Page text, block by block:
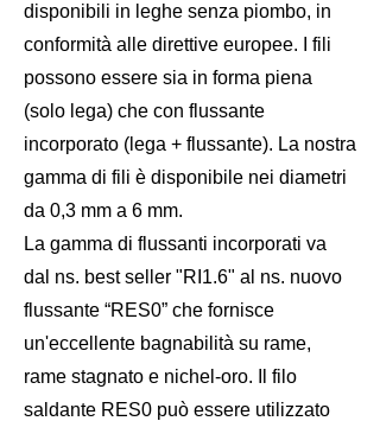
disponibili in leghe senza piombo, in
conformità alle direttive europee. I fili
possono essere sia in forma piena
(solo lega) che con flussante
incorporato (lega + flussante). La nostra
gamma di fili è disponibile nei diametri
da 0,3 mm a 6 mm.
La gamma di flussanti incorporati va
dal ns. best seller "RI1.6" al ns. nuovo
flussante “RES0” che fornisce
un'eccellente bagnabilità su rame,
rame stagnato e nichel-oro. Il filo
saldante RES0 può essere utilizzato